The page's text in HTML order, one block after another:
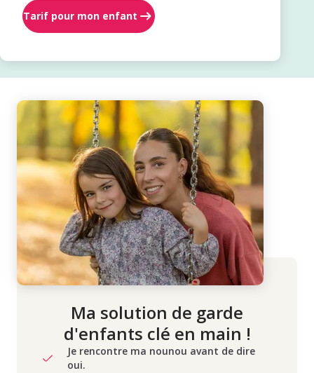
Tarif pour mon enfant
Ma solution de garde
d'enfants clé en main !
Je rencontre ma nounou avant de dire
oui.